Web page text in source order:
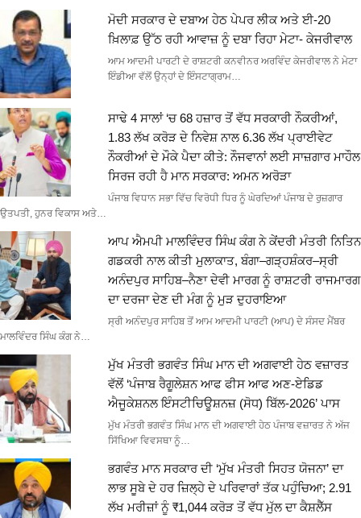
ਮੋਦੀ ਸਰਕਾਰ ਦੇ ਦਬਾਅ ਹੇਠ ਪੇਪਰ ਲੀਕ ਅਤੇ ਈ-20
ਖ਼ਿਲਾਫ਼ ਉੱਠ ਰਹੀ ਆਵਾਜ਼ ਨੂੰ ਦਬਾ ਰਿਹਾ ਮੇਟਾ- ਕੇਜਰੀਵਾਲ
ਆਮ ਆਦਮੀ ਪਾਰਟੀ ਦੇ ਰਾਸ਼ਟਰੀ ਕਨਵੀਨਰ ਅਰਵਿੰਦ ਕੇਜਰੀਵਾਲ ਨੇ ਮੇਟਾ
ਇੰਡੀਆ ਵੱਲੋਂ ਉਨ੍ਹਾਂ ਦੇ ਇੰਸਟਾਗ੍ਰਾਮ…
ਸਾਢੇ 4 ਸਾਲਾਂ ‘ਚ 68 ਹਜ਼ਾਰ ਤੋਂ ਵੱਧ ਸਰਕਾਰੀ ਨੌਕਰੀਆਂ,
1.83 ਲੱਖ ਕਰੋੜ ਦੇ ਨਿਵੇਸ਼ ਨਾਲ 6.36 ਲੱਖ ਪ੍ਰਾਈਵੇਟ
ਨੌਕਰੀਆਂ ਦੇ ਮੌਕੇ ਪੈਦਾ ਕੀਤੇ: ਨੌਜਵਾਨਾਂ ਲਈ ਸਾਜ਼ਗਾਰ ਮਾਹੌਲ
ਸਿਰਜ ਰਹੀ ਹੈ ਮਾਨ ਸਰਕਾਰ: ਅਮਨ ਅਰੋੜਾ
ਪੰਜਾਬ ਵਿਧਾਨ ਸਭਾ ਵਿੱਚ ਵਿਰੋਧੀ ਧਿਰ ਨੂੰ ਘੇਰਦਿਆਂ ਪੰਜਾਬ ਦੇ ਰੁਜ਼ਗਾਰ
ਉਤਪਤੀ, ਹੁਨਰ ਵਿਕਾਸ ਅਤੇ…
ਆਪ ਐਮਪੀ ਮਾਲਵਿੰਦਰ ਸਿੰਘ ਕੰਗ ਨੇ ਕੇਂਦਰੀ ਮੰਤਰੀ ਨਿਤਿਨ
ਗਡਕਰੀ ਨਾਲ ਕੀਤੀ ਮੁਲਾਕਾਤ, ਬੰਗਾ–ਗੜ੍ਹਸ਼ੰਕਰ–ਸ੍ਰੀ
ਅਨੰਦਪੁਰ ਸਾਹਿਬ–ਨੈਣਾ ਦੇਵੀ ਮਾਰਗ ਨੂੰ ਰਾਸ਼ਟਰੀ ਰਾਜਮਾਰਗ
ਦਾ ਦਰਜਾ ਦੇਣ ਦੀ ਮੰਗ ਨੂੰ ਮੁੜ ਦੁਹਰਾਇਆ
ਸ੍ਰੀ ਅਨੰਦਪੁਰ ਸਾਹਿਬ ਤੋਂ ਆਮ ਆਦਮੀ ਪਾਰਟੀ (ਆਪ) ਦੇ ਸੰਸਦ ਮੈਂਬਰ
ਮਾਲਵਿੰਦਰ ਸਿੰਘ ਕੰਗ ਨੇ…
ਮੁੱਖ ਮੰਤਰੀ ਭਗਵੰਤ ਸਿੰਘ ਮਾਨ ਦੀ ਅਗਵਾਈ ਹੇਠ ਵਜ਼ਾਰਤ
ਵੱਲੋਂ ‘ਪੰਜਾਬ ਰੈਗੂਲੇਸ਼ਨ ਆਫ ਫੀਸ ਆਫ ਅਣ-ਏਡਿਡ
ਐਜੂਕੇਸ਼ਨਲ ਇੰਸਟੀਚਿਊਸ਼ਨਜ਼ (ਸੋਧ) ਬਿੱਲ-2026’ ਪਾਸ
ਮੁੱਖ ਮੰਤਰੀ ਭਗਵੰਤ ਸਿੰਘ ਮਾਨ ਦੀ ਅਗਵਾਈ ਹੇਠ ਪੰਜਾਬ ਵਜ਼ਾਰਤ ਨੇ ਅੱਜ
ਸਿੱਖਿਆ ਵਿਵਸਥਾ ਨੂੰ…
ਭਗਵੰਤ ਮਾਨ ਸਰਕਾਰ ਦੀ ‘ਮੁੱਖ ਮੰਤਰੀ ਸਿਹਤ ਯੋਜਨਾ’ ਦਾ
ਲਾਭ ਸੂਬੇ ਦੇ ਹਰ ਜ਼ਿਲ੍ਹੇ ਦੇ ਪਰਿਵਾਰਾਂ ਤੱਕ ਪਹੁੰਚਿਆ; 2.91
ਲੱਖ ਮਰੀਜ਼ਾਂ ਨੂੰ ₹1,044 ਕਰੋੜ ਤੋਂ ਵੱਧ ਮੁੱਲ ਦਾ ਕੈਸ਼ਲੈੱਸ